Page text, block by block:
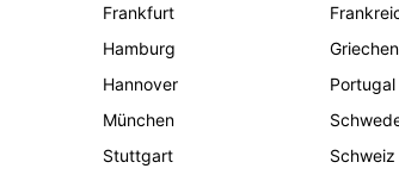
Frankfurt
Hamburg
Hannover
München
Stuttgart
Portugal
Schweiz